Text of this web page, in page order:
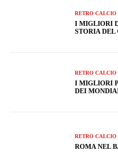
RETRO CALCIO
I MIGLIORI
STORIA DEL
RETRO CALCIO
I MIGLIORI
DEI
RETRO CALCIO
ROMA NEL